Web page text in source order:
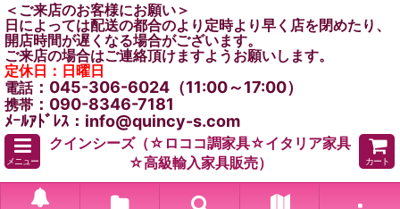
＜ご来店のお客様にお願い＞
日によっては配送の都合のより定時より早く店を閉めたり、
開店時間が遅くなる場合がございます。
ご来店の場合はご連絡頂けますようお願いします。
定休日：日曜日
電話：045-306-6024（11:00～17:00）
携帯 ：090-8346-7181
ﾒｰﾙｱﾄﾞﾚｽ：info@quincy-s.com
メニュー
クインシーズ（☆ロココ調家具☆イタリア家具
☆高級輸入家具販売）
カート